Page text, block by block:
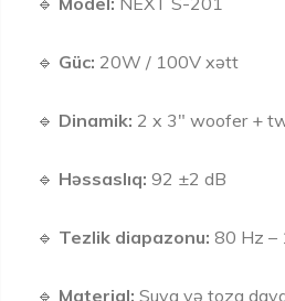
🔹 Güc: 20W / 100V xətt
🔹 Dinamik: 2 x 3" woofer +
🔹 Həssaslıq: 92 ±2 dB
🔹 Tezlik diapazonu: 80 Hz –
🔹 Material: Suya və toza